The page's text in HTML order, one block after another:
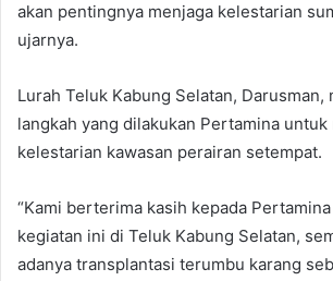
akan pentingnya menjaga kelestarian
ujarnya.
Lurah Teluk Kabung Selatan, Darusman,
langkah yang dilakukan Pertamina untuk
kelestarian kawasan perairan setempat.
“Kami berterima kasih kepada
kegiatan ini di Teluk Kabung Selatan,
adanya transplantasi terumbu karang